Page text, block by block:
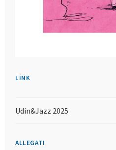
LINK
Udin&Jazz 2025
ALLEGATI